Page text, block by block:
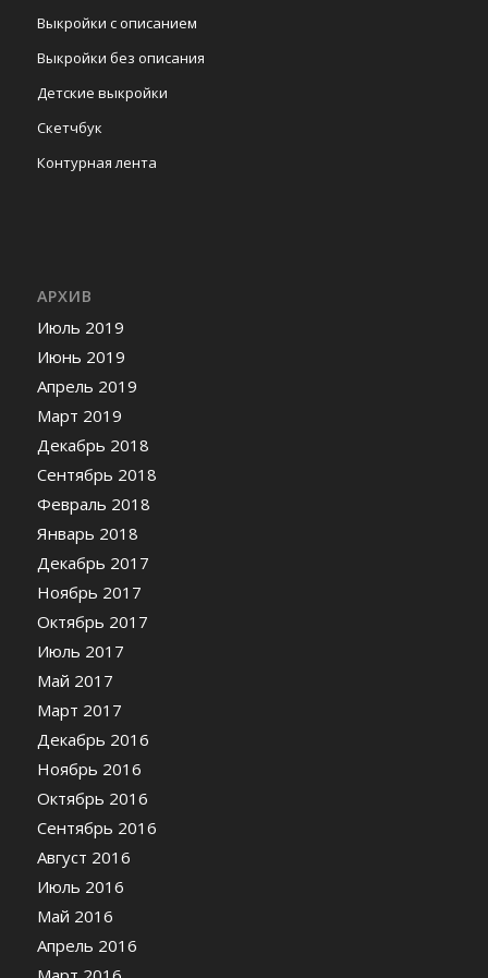
Выкройки с описанием
Выкройки без описания
Детские выкройки
Скетчбук
Контурная лента
АРХИВ
Июль 2019
Июнь 2019
Апрель 2019
Март 2019
Декабрь 2018
Сентябрь 2018
Февраль 2018
Январь 2018
Декабрь 2017
Ноябрь 2017
Октябрь 2017
Июль 2017
Май 2017
Март 2017
Декабрь 2016
Ноябрь 2016
Октябрь 2016
Сентябрь 2016
Август 2016
Июль 2016
Май 2016
Апрель 2016